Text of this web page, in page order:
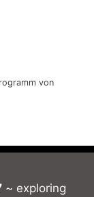
von
~ exploring